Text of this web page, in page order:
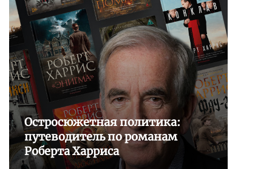
Остросюжетная политика:
путеводитель по романам
Роберта Харриса